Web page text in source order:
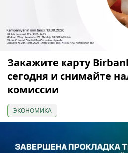
Закажите карту
сегодня и снимайте
комиссии
ЭКОНОМИКА